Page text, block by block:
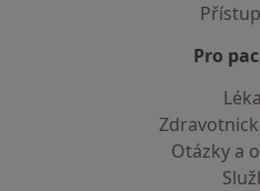
Pro
Otázky a